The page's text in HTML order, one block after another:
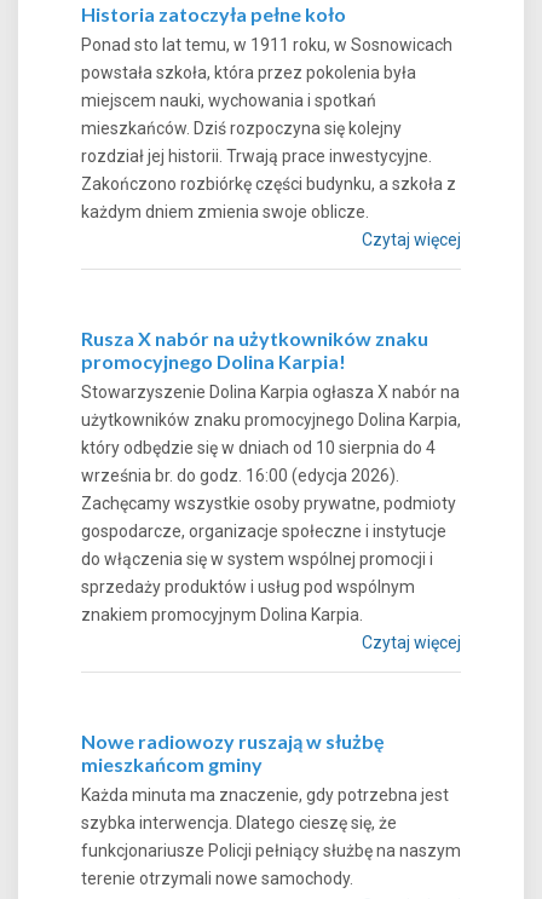
Historia zatoczyła pełne koło
Ponad sto lat temu, w 1911 roku, w Sosnowicach
powstała szkoła, która przez pokolenia była
miejscem nauki, wychowania i spotkań
mieszkańców. Dziś rozpoczyna się kolejny
rozdział jej historii. Trwają prace inwestycyjne.
Zakończono rozbiórkę części budynku, a szkoła z
każdym dniem zmienia swoje oblicze.
Czytaj więcej
Rusza X nabór na użytkowników znaku
promocyjnego Dolina Karpia!
Stowarzyszenie Dolina Karpia ogłasza X nabór na
użytkowników znaku promocyjnego Dolina Karpia,
który odbędzie się w dniach od 10 sierpnia do 4
września br. do godz. 16:00 (edycja 2026).
Zachęcamy wszystkie osoby prywatne, podmioty
gospodarcze, organizacje społeczne i instytucje
do włączenia się w system wspólnej promocji i
sprzedaży produktów i usług pod wspólnym
znakiem promocyjnym Dolina Karpia.
Czytaj więcej
Nowe radiowozy ruszają w służbę
mieszkańcom gminy
Każda minuta ma znaczenie, gdy potrzebna jest
szybka interwencja. Dlatego cieszę się, że
funkcjonariusze Policji pełniący służbę na naszym
terenie otrzymali nowe samochody.